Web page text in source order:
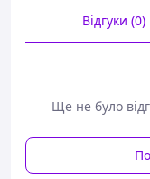
Відгуки (0)
Ще не було